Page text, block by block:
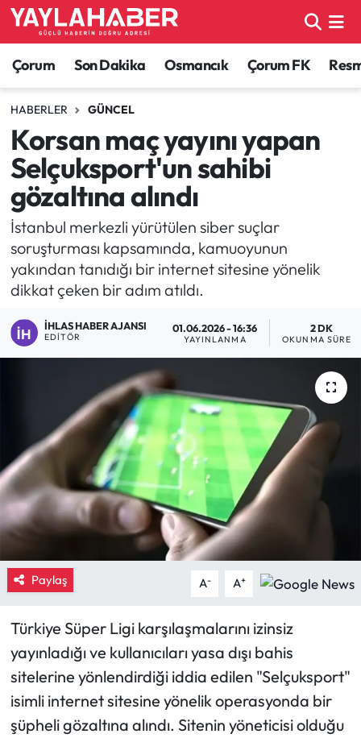
Çorum Son Dakika Osmancık Çorum FK
HABERLER GÜNCEL
Korsan maç yayını yapan
Selçuksport'un sahibi
gözaltına alındı
İstanbul merkezli yürütülen siber suçlar
soruşturması kapsamında, kamuoyunun
yakından tanıdığı bir internet sitesine yönelik
dikkat çeken bir adım atıldı.
İHLAS HABER AJANSI
EDITÖR
01.06.2026 - 16:36
YAYINLANMA
2 DK
OKUNMA SÜRESI
Paylaş A- A+
Türkiye Süper Ligi karşılaşmalarını izinsiz
yayınladığı ve kullanıcıları yasa dışı bahis
sitelerine yönlendirdiği iddia edilen "Selçuksport"
isimli internet sitesine yönelik operasyonda bir
şüpheli gözaltına alındı. Sitenin yöneticisi olduğu
Alaca Haberleri
Bayat Haberleri
Bilgi - Keşfet Haberleri
Bilim ve Teknoloji
Boğazkale Haberleri
Çorum Haberleri
Ekonomi
Güncel
İskilip Haberleri
Kargı Haberleri
Kimdir?
Kültür Sanat
Laçin Haberleri
Magazin
Çorum Nöbetçi Eczaneler
Çorum Hava Durumu
Çorum Namaz Vakitleri
Çorum Trafik Yoğunluk Haritası
TFF 1.Lig Puan Durumu ve Fikstür
Tüm Manşetler